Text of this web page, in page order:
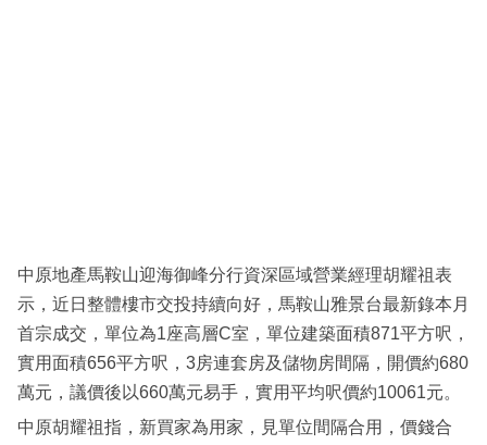
區
中原地產馬鞍山迎海御峰分行資深區域營業經理胡耀祖表
示，近日整體樓市交投持續向好，馬鞍山雅景台最新錄本月
首宗成交，單位為1座高層C室，單位建築面積871平方呎，
實用面積656平方呎，3房連套房及儲物房間隔，開價約680
萬元，議價後以660萬元易手，實用平均呎價約10061元。
中原胡耀祖指，新買家為用家，見單位間隔合用，價錢合